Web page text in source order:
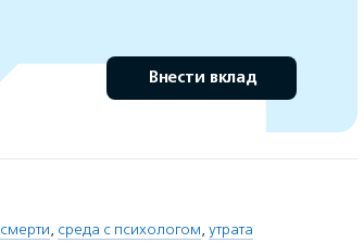
Внести вклад
, среда с психологом, утрата